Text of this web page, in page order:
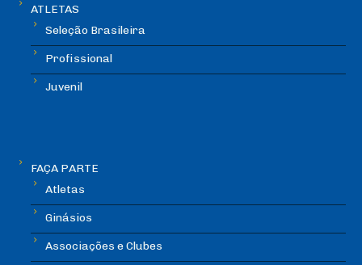
ATLETAS
Seleção Brasileira
Profissional
Juvenil
FAÇA PARTE
Atletas
Ginásios
Associações e Clubes